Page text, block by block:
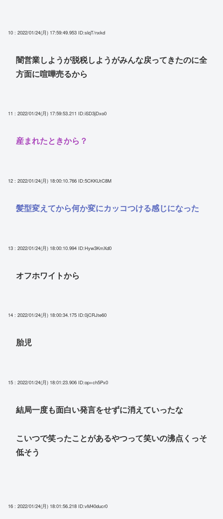
10 : 2022/01/24(月) 17:59:49.953 ID:slqT/nxkd
闇営業しようが脱税しようがみんな戻ってきたのに全
方面に喧嘩売るから
11 : 2022/01/24(月) 17:59:53.211 ID:iSD3jDxo0
産まれたときから？
12 : 2022/01/24(月) 18:00:10.766 ID:5CKKUtC8M
髪型変えてから何か変にカッコつける感じになった
13 : 2022/01/24(月) 18:00:10.994 ID:Hyw3KmXd0
オフホワイトから
14 : 2022/01/24(月) 18:00:34.175 ID:0jCRJte60
胎児
15 : 2022/01/24(月) 18:01:23.906 ID:op+ch5Px0
結局一度も面白い発言をせずに消えていったな
こいつで笑ったことがあるやつって笑いの沸点くっそ
低そう
16 : 2022/01/24(月) 18:01:56.218 ID:vM40ducr0